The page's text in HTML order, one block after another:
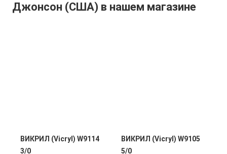
Джонсон (США) в нашем магазине
ВИКРИЛ (Vicryl) W9114
3/0
ВИКРИЛ (Vicryl) W9105
5/0